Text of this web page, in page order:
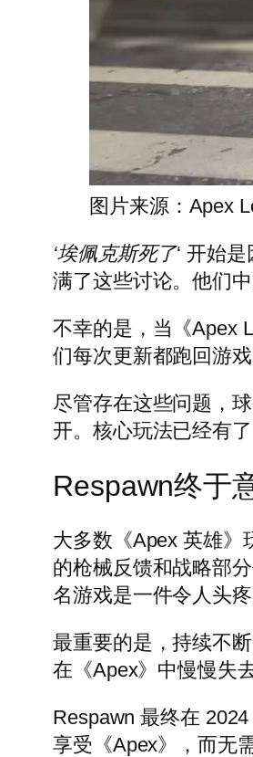
图片来源：Apex
‘埃佩克斯死了‘ 开始
满了这些讨论。他们
不幸的是，当《Apex
们每次更新都跑回游
尽管存在这些问题，
开。核心玩法已经有
Respawn终于
大多数《Apex 英雄》
的枪械反馈和战略部
名游戏是一件令人头疼
最重要的是，持续不
在《Apex》中慢慢失
Respawn 最终在
享受《Apex》，而无